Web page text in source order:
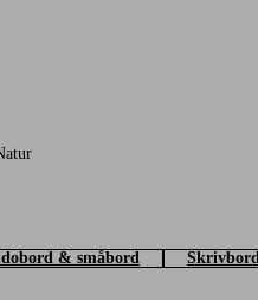
& småbord Skrivbord